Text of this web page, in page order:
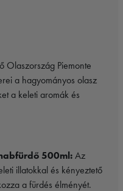
Olaszország Piemonte
a hagyományos olasz
a keleti aromák és
500ml: Az
illatokkal és kényeztető
a fürdés élményét.